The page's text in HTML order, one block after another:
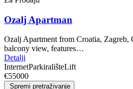
Ozalj Apartman
Ozalj Apartment from Croatia, Zagreb,
balcony view, features…
Detalji
InternetParkirališteLift
€55000
Spremi pretraživanje